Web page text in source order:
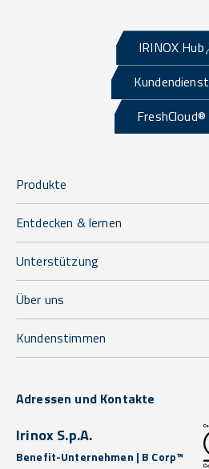
IRINOX Hub
Kundendienst
FreshCloud®
Produkte
Entdecken & lernen
Unterstützung
Über uns
Kundenstimmen
Adressen und Kontakte
Irinox S.p.A.
Benefit-Unternehmen | B Corp™